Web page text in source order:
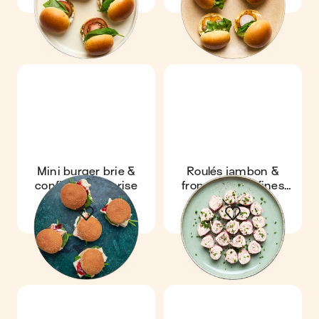
Mini burger brie &
confiture de cerise
Roulés jambon &
fromage ail & fines
herbes